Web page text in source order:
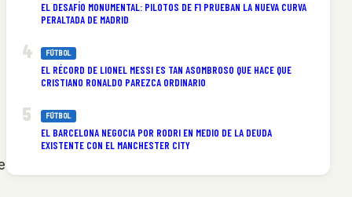
EL DESAFÍO MONUMENTAL: PILOTOS DE F1 PRUEBAN LA NUEVA CURVA
PERALTADA DE MADRID
FÚTBOL
EL RÉCORD DE LIONEL MESSI ES TAN ASOMBROSO QUE HACE QUE
CRISTIANO RONALDO PAREZCA ORDINARIO
FÚTBOL
EL BARCELONA NEGOCIA POR RODRI EN MEDIO DE LA DEUDA
EXISTENTE CON EL MANCHESTER CITY